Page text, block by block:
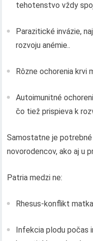
tehotenstvo vždy
Parazitické invázie,
rozvoju anémie..
Rôzne ochorenia krvi
Autoimunitné
čo tiež prispieva k
Samostatne je
novorodencov, ako aj u
Patria medzi ne:
Rhesus-konflikt
Infekcia plodu počas